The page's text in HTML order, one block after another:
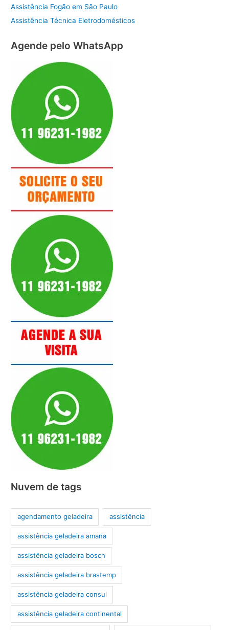
Assistência Fogão em São Paulo
Assistência Técnica Eletrodomésticos
Agende pelo WhatsApp
Nuvem de tags
agendamento geladeira assistência
assistência geladeira amana
assistência geladeira bosch
assistência geladeira brastemp
assistência geladeira consul
assistência geladeira continental